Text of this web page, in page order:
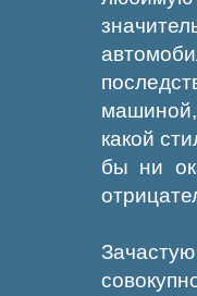
какой
бы ни